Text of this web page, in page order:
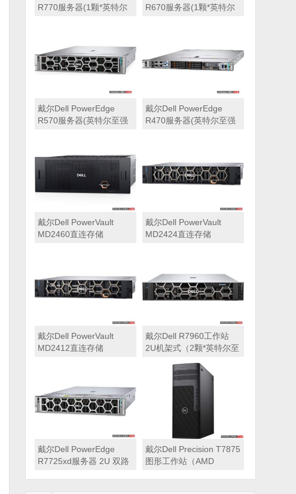
R770服务器(1颗*英特尔
PERC H965i阵列卡丨
800W双电源丨三年保修)
R670服务器(1颗*英特尔
PERC H965i阵列卡丨
800W双电源丨三年保修)
戴尔Dell PowerEdge
R570服务器(英特尔至强
SSD固态硬盘丨PERC
H965i阵列卡丨800W双电
源丨三年保修)
戴尔Dell PowerEdge
R470服务器(英特尔至强
H965i阵列卡丨800W双电
源丨三年保修)
戴尔Dell PowerVault
MD2460直连存储
戴尔Dell PowerVault
MD2424直连存储
戴尔Dell PowerVault
MD2412直连存储
戴尔Dell R7960工作站
2U机架式（2颗*英特尔至
十四核心丨256GB 内存
丨1T固态硬盘+2块*8TB
硬盘丨2*RTX A6000
48GB显卡丨2400W双电
源丨三年质保）
戴尔Dell PowerEdge
R7725xd服务器 2U 双路
戴尔Dell Precision T7875
图形工作站（AMD